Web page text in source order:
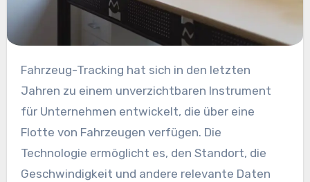
Fahrzeug-Tracking hat sich in den letzten
Jahren zu einem unverzichtbaren Instrument
für Unternehmen entwickelt, die über eine
Flotte von Fahrzeugen verfügen. Die
Technologie ermöglicht es, den Standort, die
Geschwindigkeit und andere relevante Daten